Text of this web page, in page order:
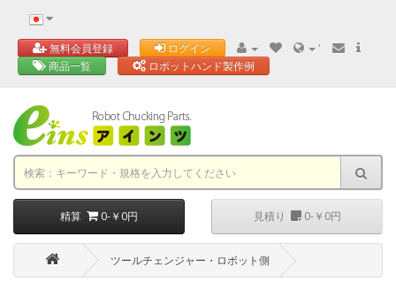
無料会員登録 ログイン
'
商品一覧
ロボットハンド製作例
精算 0-￥0円 見積り 0-￥0円
ツールチェンジャー・ロボット側